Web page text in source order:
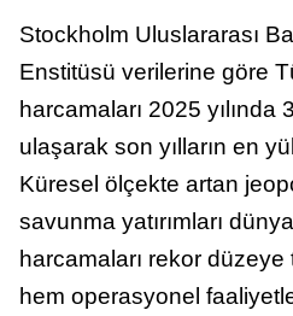
Stockholm Uluslararası
Enstitüsü verilerine göre
harcamaları 2025 yılında
ulaşarak son yılların en
Küresel ölçekte artan
savunma yatırımları
harcamaları rekor düzeye
hem operasyonel